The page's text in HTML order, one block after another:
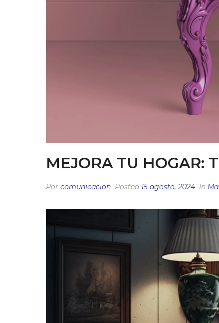
MEJORA TU HOGAR:
Por comunicacion Posted 15 agosto, 2024 In